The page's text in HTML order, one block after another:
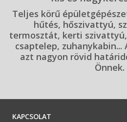
Teljes körű
hűtés, hőszivattyú,
termosztát, kerti
csaptelep,
azt nagyon rövid
Önnek.
KAPCSOLAT